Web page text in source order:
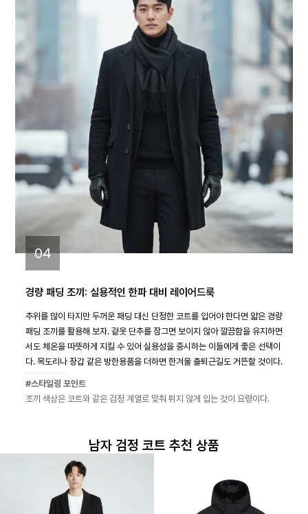
04
경량 패딩 조끼: 실용적인 한파 대비 레이어드룩
추위를 많이 타지만 두꺼운 패딩 대신 단정한 코트를 입어야 한다면 얇은 경량
패딩 조끼를 활용해 보자. 겉옷 단추를 잠그면 보이지 않아 깔끔함을 유지하면
서도 체온을 따뜻하게 지킬 수 있어 실용성을 중시하는 이들에게 좋은 선택이
다. 목도리나 장갑 같은 방한용품을 더하면 한겨울 출퇴근길도 거뜬할 것이다.
#스타일링 포인트
조끼 색상은 코트와 같은 검정 계열로 맞춰 튀지 않게 입는 것이 요령이다.
남자 검정 코트 추천 상품